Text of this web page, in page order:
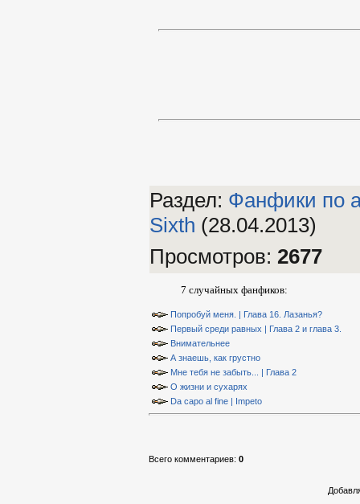
Раздел: Фанфики по
Sixth (28.04.2013)
Просмотров: 2677
7 случайных фанфиков:
Попробуй меня. | Глава 16. Лазанья?
Первый среди равных | Глава 2 и глава 3.
Внимательнее
А знаешь, как грустно
Мне тебя не забыть... | Глава 2
О жизни и сухарях
Da capo al fine | Impeto
Всего комментариев: 0